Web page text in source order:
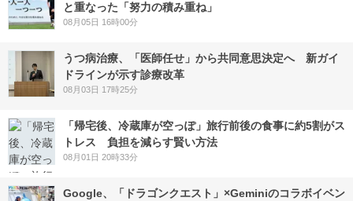
と重なった「努力の積み重ね」
08月05日 16時00分
うつ病治療、「医師任せ」から共同意思決定へ 新ガイ
ドラインが示す診療改革
08月03日 17時25分
「帰宅後、冷蔵庫が空っぽ」旅行前後の食事に約5割がス
トレス 負担を減らす賢い方法
08月01日 20時33分
Google、「ドラゴンクエスト」×Geminiのコラボイベン